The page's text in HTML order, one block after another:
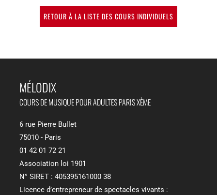
RETOUR À LA LISTE DES COURS INDIVIDUELS
MÉLODIX​
COURS DE MUSIQUE POUR ADULTES PARIS XÈME
6 rue Pierre Bullet
75010 - Paris
01 42 01 72 21
Association loi 1901
N° SIRET : 405395161000 38
Licence d’entrepreneur de spectacles vivants :